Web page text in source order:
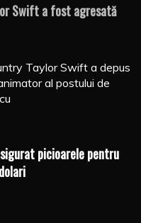
Swift a fost agresată
Taylor Swift a depus
al postului de
picioarele pentru